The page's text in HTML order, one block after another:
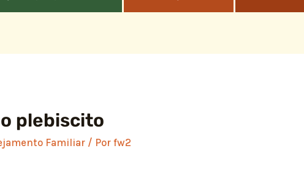
plebiscito
Familiar / Porfw2